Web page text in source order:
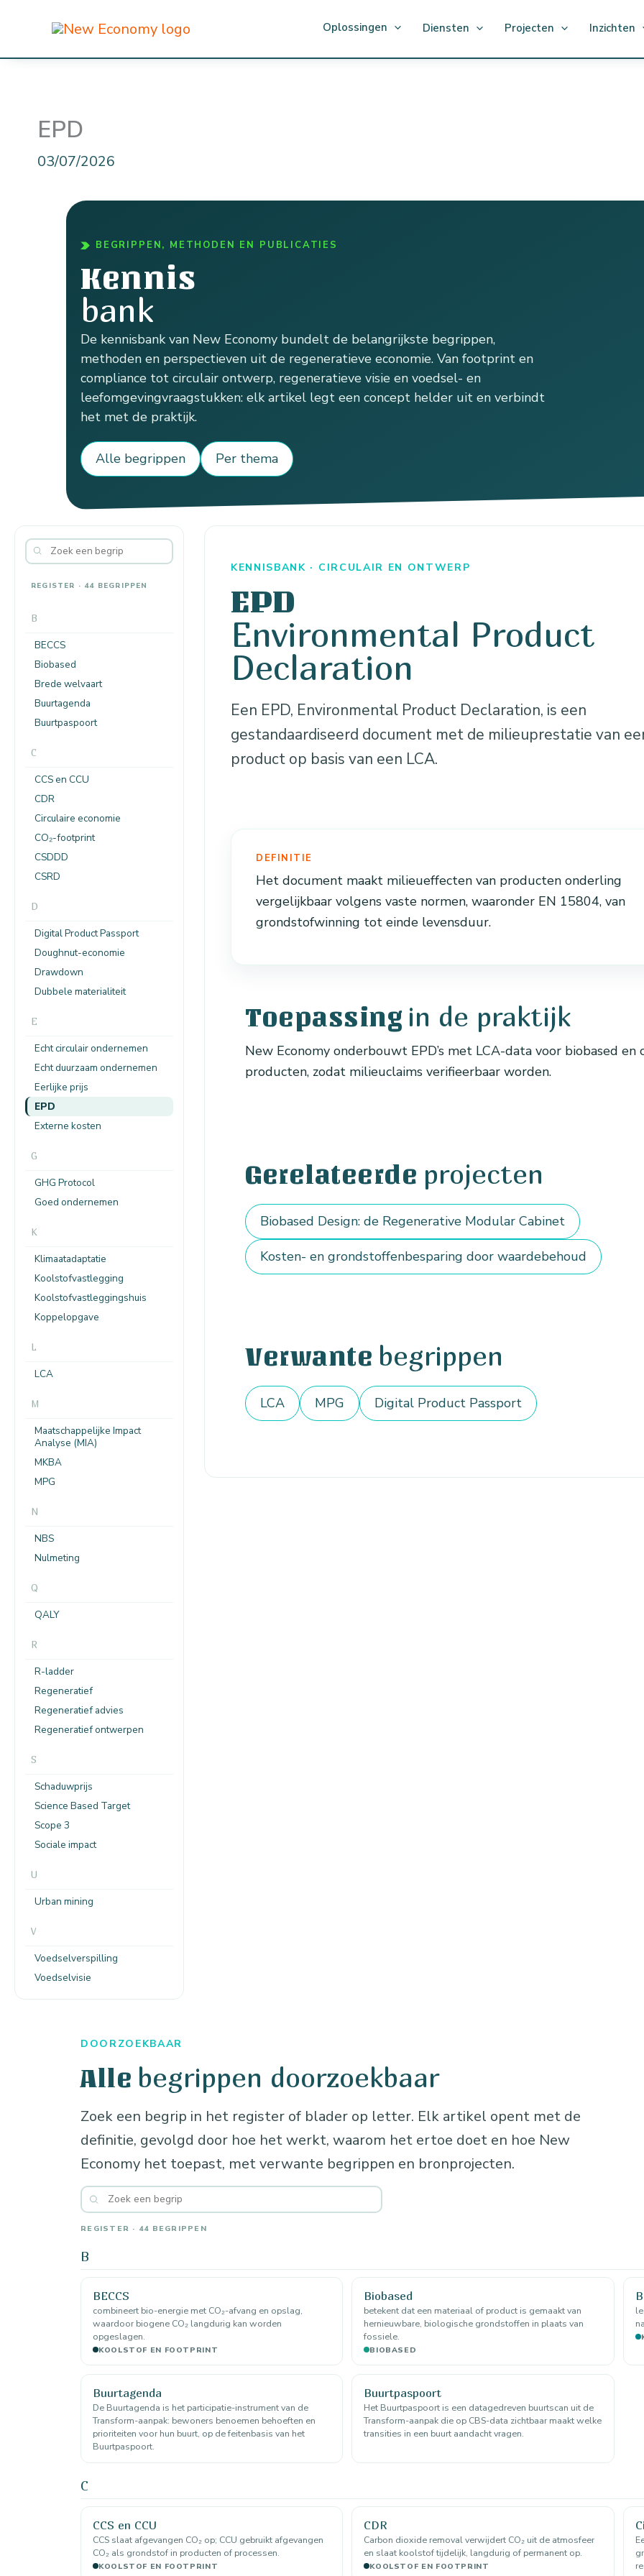
de
Oplossingen Diensten Projecten Inzichten
EPD
03/07/2026
BEGRIPPEN, METHODEN EN PUBLICATIES
Kennis
bank
De kennisbank van New Economy bundelt de belangrijkste begrippen,
methoden en perspectieven uit de regeneratieve economie. Van footprint en
compliance tot circulair ontwerp, regeneratieve visie en voedsel- en
leefomgevingvraagstukken: elk artikel legt een concept helder uit en verbindt
het met de praktijk.
Alle begrippen Per thema
REGISTER · 44 BEGRIPPEN
B
BECCS
Biobased
Brede welvaart
Buurtagenda
Buurtpaspoort
C
CCS en CCU
CDR
Circulaire economie
CO₂-footprint
CSDDD
CSRD
D
Digital Product Passport
Doughnut-economie
Drawdown
Dubbele materialiteit
E
Echt circulair ondernemen
Echt duurzaam ondernemen
Eerlijke prijs
EPD
Externe kosten
G
GHG Protocol
Goed ondernemen
K
Klimaatadaptatie
Koolstofvastlegging
Koolstofvastleggingshuis
Koppelopgave
L
LCA
M
Maatschappelijke Impact
Analyse (MIA)
MKBA
MPG
N
NBS
Nulmeting
Q
QALY
R
R-ladder
Regeneratief
Regeneratief advies
Regeneratief ontwerpen
S
Schaduwprijs
Science Based Target
Scope 3
Sociale impact
U
Urban mining
V
Voedselverspilling
Voedselvisie
KENNISBANK · CIRCULAIR EN ONTWERP
EPD
Environmental Product
Declaration
Een EPD, Environmental Product Declaration, is een
gestandaardiseerd document met de milieuprestatie van
product op basis van een LCA.
DEFINITIE
Het document maakt milieueffecten van producten onderling
vergelijkbaar volgens vaste normen, waaronder EN 15804, van
grondstofwinning tot einde levensduur.
Toepassing in de praktijk
New Economy onderbouwt EPD’s met LCA-data voor biobased en
producten, zodat milieuclaims verifieerbaar worden.
Gerelateerde projecten
Biobased Design: de Regenerative Modular Cabinet
Kosten- en grondstoffenbesparing door waardebehoud
Verwante begrippen
LCA MPG Digital Product Passport
DOORZOEKBAAR
Alle begrippen doorzoekbaar
Zoek een begrip in het register of blader op letter. Elk artikel opent met de
definitie, gevolgd door hoe het werkt, waarom het ertoe doet en hoe New
Economy het toepast, met verwante begrippen en bronprojecten.
REGISTER · 44 BEGRIPPEN
B
BECCS
combineert bio-energie met CO₂-afvang en opslag,
waardoor biogene CO₂ langdurig kan worden
opgeslagen.
KOOLSTOF EN FOOTPRINT
Biobased
betekent dat een materiaal of product is gemaakt van
hernieuwbare, biologische grondstoffen in plaats van
fossiele.
BIOBASED
Buurtagenda
De Buurtagenda is het participatie-instrument van de
Transform-aanpak: bewoners benoemen behoeften en
prioriteiten voor hun buurt, op de feitenbasis van het
Buurtpaspoort.
Buurtpaspoort
Het Buurtpaspoort is een datagedreven buurtscan uit de
Transform-aanpak die op CBS-data zichtbaar maakt welke
transities in een buurt aandacht vragen.
C
CCS en CCU
CCS slaat afgevangen CO₂ op; CCU gebruikt afgevangen
CO₂ als grondstof in producten of processen.
KOOLSTOF EN FOOTPRINT
CDR
Carbon dioxide removal verwijdert CO₂ uit de atmosfeer
en slaat koolstof tijdelijk, langdurig of permanent op.
KOOLSTOF EN FOOTPRINT